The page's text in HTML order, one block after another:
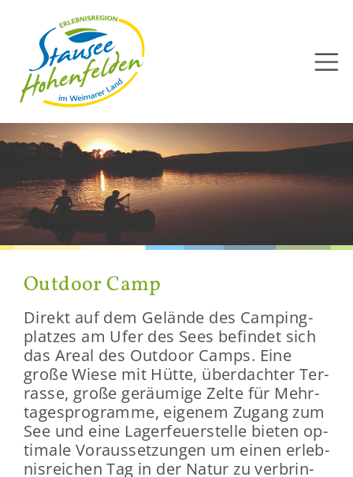
Out­door Camp
Di­rekt auf dem Ge­län­de des Cam­ping­
plat­zes am Ufer des Sees be­fin­det sich
das Areal des Out­door Camps. Eine
große Wiese mit Hütte, über­dach­ter Ter­
ras­se, große ge­räu­mi­ge Zelte für Mehr­
ta­ges­pro­gram­me, ei­ge­nem Zu­gang zum
See und eine La­ger­feu­er­stel­le bie­ten op­
ti­ma­le Vor­aus­set­zun­gen um einen er­leb­
nis­rei­chen Tag in der Natur zu ver­brin­